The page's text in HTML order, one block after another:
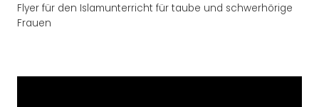
Flyer für den Islamunterricht für taube und schwerhörige
Frauen